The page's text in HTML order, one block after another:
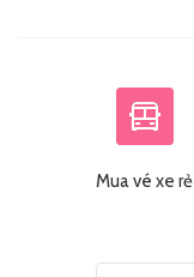
Mua vé xe rẻ